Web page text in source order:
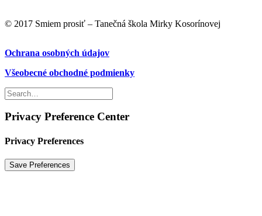
© 2017 Smiem prosiť – Tanečná škola Mirky Kosorínovej
Ochrana osobných údajov
Všeobecné obchodné podmienky
Privacy Preference Center
Privacy Preferences